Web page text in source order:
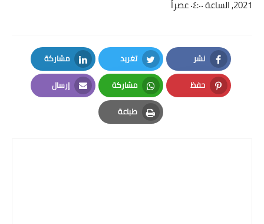
2021, الساعة ٠٤:٠٠ عصراً
نشر
Facebook
تغريد
Twitter
مشاركة
LinkedIn
حفظ
Pinterest
مشاركة
Whatsapp
إرسال
Email
طباعة
Print